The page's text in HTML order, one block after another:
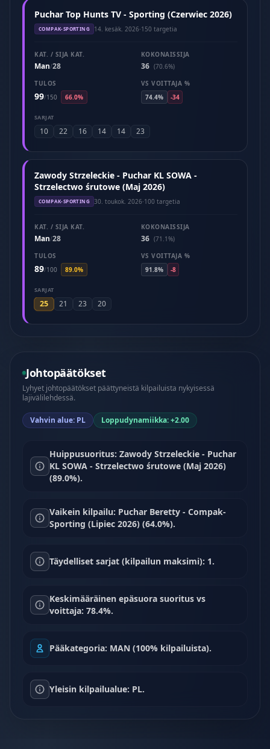
Puchar Top Hunts TV - Sporting (Czerwiec 2026)
COMPAK-SPORTING 14. kesäk. 2026·150 targetia
KAT. / SIJA KAT.
Man/28
KOKONAISSIJA
36 (70.6%)
TULOS
99/150 66.0%
VS VOITTAJA %
74.4%
-34
SARJAT
10 22 16 14 14 23
Zawody Strzeleckie - Puchar KL SOWA -
Strzelectwo śrutowe (Maj 2026)
COMPAK-SPORTING 30. toukok. 2026·100 targetia
KAT. / SIJA KAT.
Man/28
KOKONAISSIJA
36 (71.1%)
TULOS
89/100 89.0%
VS VOITTAJA %
91.8%
-8
SARJAT
25 21 23 20
Johtopäätökset
Lyhyet johtopäätökset päättyneistä kilpailuista nykyisessä
lajivälilehdessä.
Vahvin alue: PL Loppudynamiikka: +2.00
Huippusuoritus: Zawody Strzeleckie - Puchar
KL SOWA - Strzelectwo śrutowe (Maj 2026)
(89.0%).
Vaikein kilpailu: Puchar Beretty - Compak-
Sporting (Lipiec 2026) (64.0%).
Täydelliset sarjat (kilpailun maksimi): 1.
Keskimääräinen epäsuora suoritus vs
voittaja: 78.4%.
Pääkategoria: MAN (100% kilpailuista).
Yleisin kilpailualue: PL.